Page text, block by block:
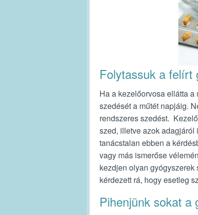
Folytassuk a felírt
Ha a kezelőorvosa ellátta
szedését a műtét napjáig.
rendszeres szedést.
szed, illetve azok adagjáról
tanácstalan ebben a
vagy más ismerőse
kezdjen olyan gyógyszerek
kérdezett rá, hogy esetleg
Pihenjünk sokat a